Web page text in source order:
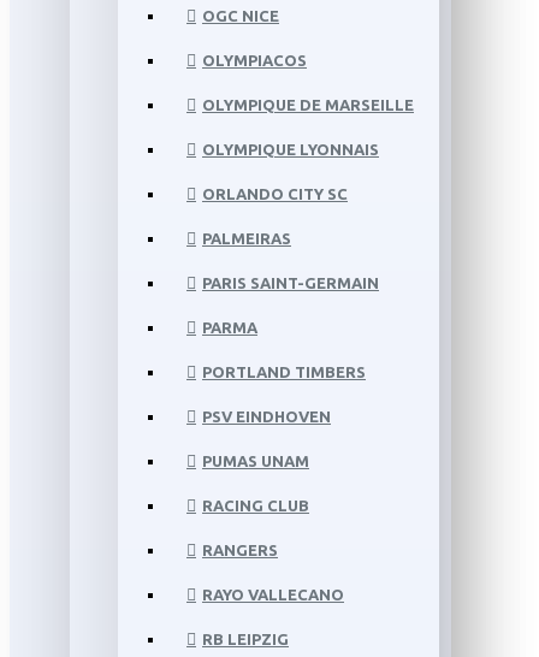
OGC NICE
OLYMPIACOS
OLYMPIQUE DE MARSEILLE
OLYMPIQUE LYONNAIS
ORLANDO CITY SC
PALMEIRAS
PARIS SAINT-GERMAIN
PARMA
PORTLAND TIMBERS
PSV EINDHOVEN
PUMAS UNAM
RACING CLUB
RANGERS
RAYO VALLECANO
RB LEIPZIG